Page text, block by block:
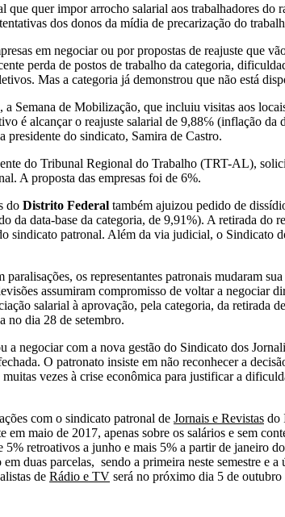
que quer impor arrocho salarial aos trabalhadores
dos donos da mídia de precarização do
em negociar ou por propostas de reajuste que
perda de postos de trabalho da categoria,
Mas a categoria já demonstrou que não está
Semana de Mobilização, que incluiu visitas aos
é alcançar o reajuste salarial de 9,88℅ (inflação da
presidente do sindicato, Samira de Castro.
do Tribunal Regional do Trabalho (TRT-AL),
A proposta das empresas foi de 6%.
do Distrito Federal também ajuizou pedido de
da data-base da categoria, de 9,91%). A retirada do
sindicato patronal. Além da via judicial, o
os representantes patronais mudaram
assumiram compromisso de voltar a negociar
salarial à aprovação, pela categoria, da retirada
no dia 28 de setembro.
negociar com a nova gestão do Sindicato dos
O patronato insiste em não reconhecer a
vezes à crise econômica para justificar a
com o sindicato patronal de Jornais e Revistas do
maio de 2017, apenas sobre os salários e sem
retroativos a junho e mais 5% a partir de janeiro
duas parcelas, sendo a primeira neste semestre e
de Rádio e TV será no próximo dia 5 de